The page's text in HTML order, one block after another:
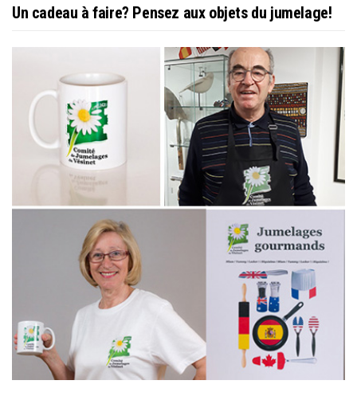
Un cadeau à faire? Pensez aux objets du jumelage!